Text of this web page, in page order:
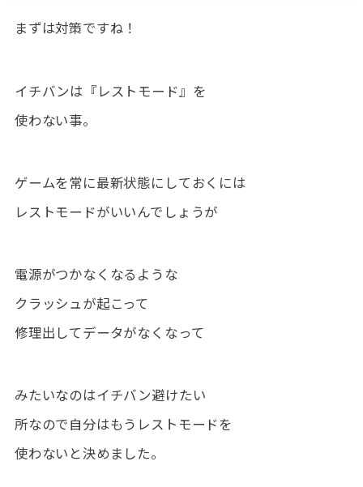
まずは対策ですね！
イチバンは『レストモード』を
使わない事。
ゲームを常に最新状態にしておくには
レストモードがいいんでしょうが
電源がつかなくなるような
クラッシュが起こって
修理出してデータがなくなって
みたいなのはイチバン避けたい
所なので自分はもうレストモードを
使わないと決めました。